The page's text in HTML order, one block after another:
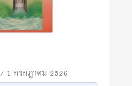
/ 1 กรกฎาคม 2526